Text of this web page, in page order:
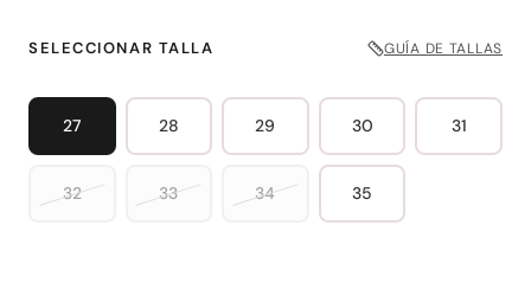
SELECCIONAR TALLA GUÍA DE TALLAS
27 28 29 30 31
32 33 34 35